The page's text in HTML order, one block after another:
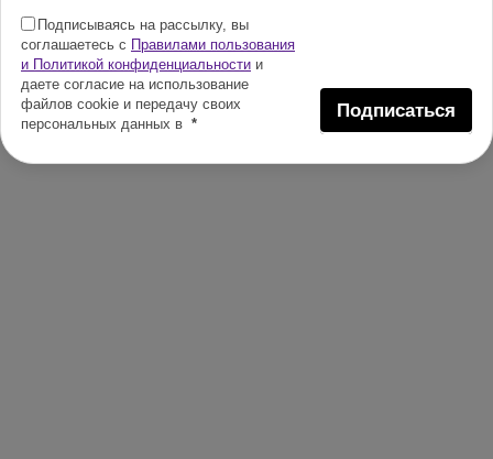
Подписываясь на рассылку, вы
соглашаетесь с Правилами пользования
и Политикой конфиденциальности и
даете согласие на использование
файлов cookie и передачу своих
персональных данных в *
Подписаться